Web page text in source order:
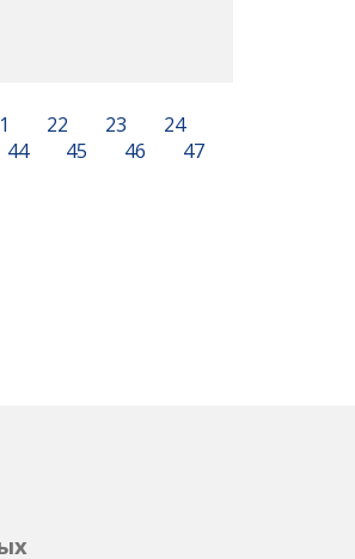
22 23
24
44 45 46
47